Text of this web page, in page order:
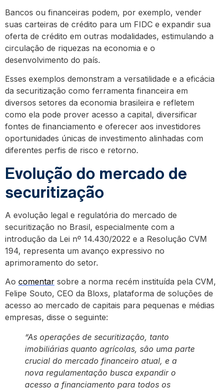
Bancos ou financeiras podem, por exemplo, vender
suas carteiras de crédito para um FIDC e expandir sua
oferta de crédito em outras modalidades, estimulando a
circulação de riquezas na economia e o
desenvolvimento do país.
Esses exemplos demonstram a versatilidade e a eficácia
da securitização como ferramenta financeira em
diversos setores da economia brasileira e refletem
como ela pode prover acesso a capital, diversificar
fontes de financiamento e oferecer aos investidores
oportunidades únicas de investimento alinhadas com
diferentes perfis de risco e retorno.
Evolução do mercado de
securitização
A evolução legal e regulatória do mercado de
securitização no Brasil, especialmente com a
introdução da Lei nº 14.430/2022 e a Resolução CVM
194, representa um avanço expressivo no
aprimoramento do setor.
Ao comentar sobre a norma recém instituída pela CVM,
Felipe Souto, CEO da Bloxs, plataforma de soluções de
acesso ao mercado de capitais para pequenas e médias
empresas, disse o seguinte:
“As operações de securitização, tanto
imobiliárias quanto agrícolas, são uma parte
crucial do mercado financeiro atual, e a
nova regulamentação busca expandir o
acesso a financiamento para todos os